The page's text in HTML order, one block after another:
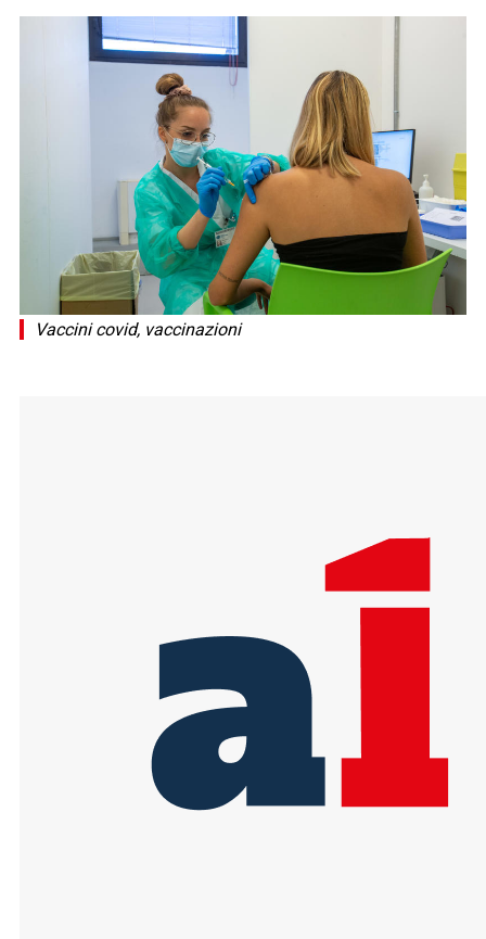
Vaccini covid, vaccinazioni